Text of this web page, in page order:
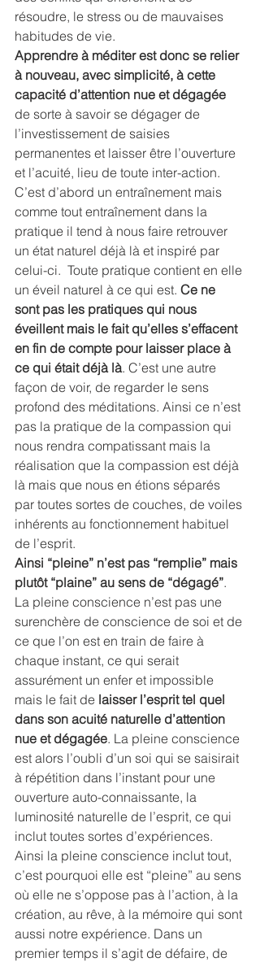
résoudre, le stress ou de mauvaises
habitudes de vie.
Apprendre à méditer est donc se relier
à nouveau, avec simplicité, à cette
capacité d’attention nue et dégagée
de sorte à savoir se dégager de
l’investissement de saisies
permanentes et laisser être l’ouverture
et l’acuité, lieu de toute inter-action.
C’est d’abord un entraînement mais
comme tout entraînement dans la
pratique il tend à nous faire retrouver
un état naturel déjà là et inspiré par
celui-ci.  Toute pratique contient en elle
un éveil naturel à ce qui est. Ce ne
sont pas les pratiques qui nous
éveillent mais le fait qu’elles s’effacent
en fin de compte pour laisser place à
ce qui était déjà là. C’est une autre
façon de voir, de regarder le sens
profond des méditations. Ainsi ce n’est
pas la pratique de la compassion qui
nous rendra compatissant mais la
réalisation que la compassion est déjà
là mais que nous en étions séparés
par toutes sortes de couches, de voiles
inhérents au fonctionnement habituel
de l’esprit.
Ainsi “pleine” n’est pas “remplie” mais
plutôt “plaine” au sens de “dégagé”.
La pleine conscience n’est pas une
surenchère de conscience de soi et de
ce que l’on est en train de faire à
chaque instant, ce qui serait
assurément un enfer et impossible
mais le fait de laisser l’esprit tel quel
dans son acuité naturelle d’attention
nue et dégagée. La pleine conscience
est alors l’oubli d’un soi qui se saisirait
à répétition dans l’instant pour une
ouverture auto-connaissante, la
luminosité naturelle de l’esprit, ce qui
inclut toutes sortes d’expériences.
Ainsi la pleine conscience inclut tout,
c’est pourquoi elle est “pleine” au sens
où elle ne s’oppose pas à l’action, à la
création, au rêve, à la mémoire qui sont
aussi notre expérience. Dans un
premier temps il s’agit de défaire, de